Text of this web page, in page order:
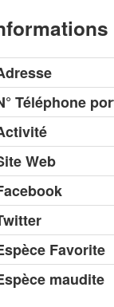
Téléphone
Web
Favorite
maudite